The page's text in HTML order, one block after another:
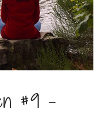
#9 –